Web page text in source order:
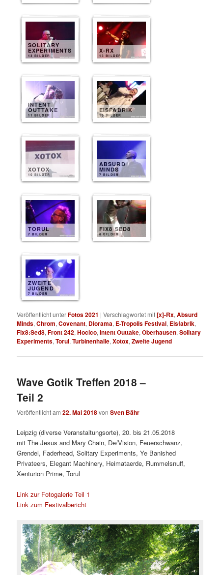
SOLITARY
EXPERIMENTS
13 BILDER
X-RX
13 BILDER
INTENT
OUTTAKE
11 BILDER
EISFABRIK
10 BILDER
XOTOX
10 BILDER
ABSURD
MINDS
7 BILDER
TORUL
7 BILDER
FIX8 SED8
8 BILDER
ZWEITE
JUGEND
7 BILDER
Veröffentlicht unterFotos 2021 |Verschlagwortet mit[x]-Rx,Absurd
Minds,Chrom,Covenant, Diorama, E-Tropolis Festival, Eisfabrik,
Fix8:Sed8,Front 242,Hocico,Intent Outtake,Oberhausen,Solitary
Experiments,Torul,Turbinenhalle,Xotox,Zweite Jugend
Wave Gotik Treffen 2018 –
Teil 2
Veröffentlicht am22. Mai 2018vonSven Bähr
Leipzig (diverse Veranstaltungsorte), 20. bis 21.05.2018
mit The Jesus and Mary Chain, De/Vision, Feuerschwanz,
Grendel, Faderhead, Solitary Experiments, Ye Banished
Privateers, Elegant Machinery, Heimataerde, Rummelsnuff,
Xenturion Prime, Torul
Link zur Fotogalerie Teil 1
Link zum Festivalbericht